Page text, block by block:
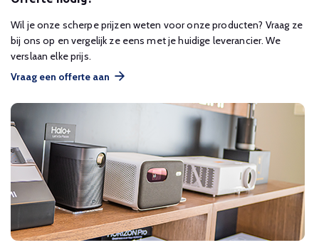
Wil je onze scherpe prijzen weten voor onze producten? Vraag ze
bij ons op en vergelijk ze eens met je huidige leverancier. We
verslaan elke prijs.
Vraag een offerte aan